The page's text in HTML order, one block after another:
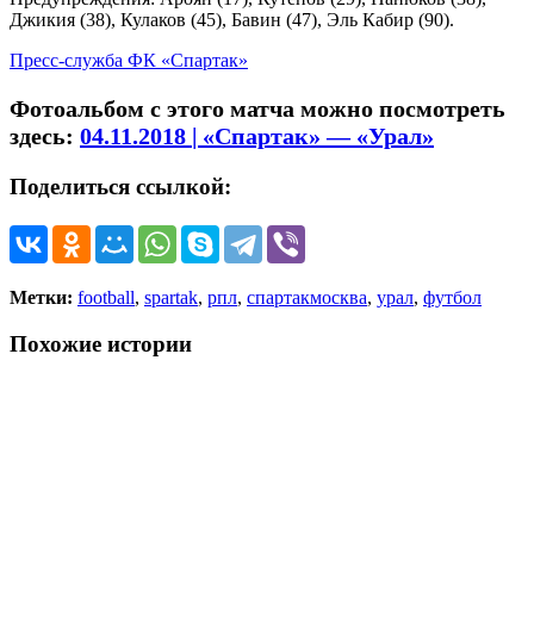
Джикия (38), Кулаков (45), Бавин (47), Эль Кабир (90).
Пресс-служба ФК «Спартак»
Фотоальбом с этого матча можно посмотреть
здесь: 04.11.2018 | «Спартак» — «Урал»
Поделиться ссылкой:
Метки: football, spartak, рпл, спартакмосква, урал, футбол
Похожие истории